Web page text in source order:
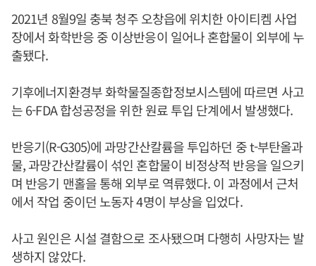
2021년 8월9일 충북 청주 오창읍에 위치한 아이티켐 사업
장에서 화학반응 중 이상반응이 일어나 혼합물이 외부에 누
출됐다.
기후에너지환경부 화학물질종합정보시스템에 따르면 사고
는 6-FDA 합성공정을 위한 원료 투입 단계에서 발생했다.
반응기(R-G305)에 과망간산칼륨을 투입하던 중 t-부탄올과
물, 과망간산칼륨이 섞인 혼합물이 비정상적 반응을 일으키
며 반응기 맨홀을 통해 외부로 역류했다. 이 과정에서 근처
에서 작업 중이던 노동자 4명이 부상을 입었다.
사고 원인은 시설 결함으로 조사됐으며 다행히 사망자는 발
생하지 않았다.